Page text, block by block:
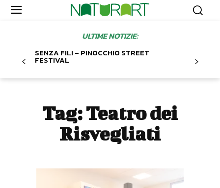
ULTIME NOTIZIE:
SENZA FILI – PINOCCHIO STREET
FESTIVAL
Tag:Teatro dei
Risvegliati